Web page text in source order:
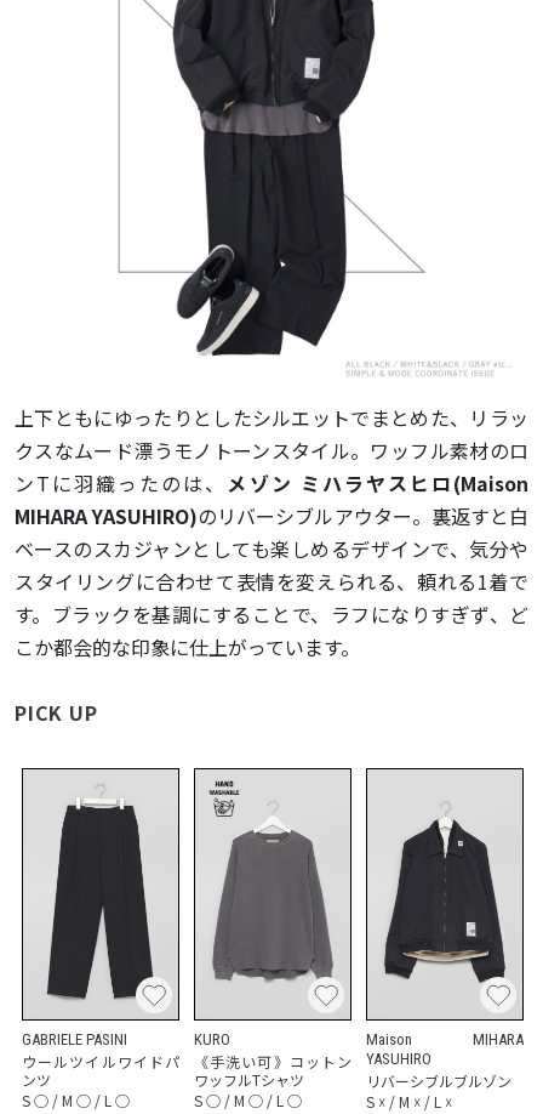
上下ともにゆったりとしたシルエットでまとめた、リラッ
クスなムード漂うモノトーンスタイル。ワッフル素材のロ
ンTに羽織ったのは、 メゾン ミハラヤスヒロ(Maison
MIHARA YASUHIRO)のリバーシブルアウター。裏返すと白
ベースのスカジャンとしても楽しめるデザインで、気分や
スタイリングに合わせて表情を変えられる、頼れる1着で
す。ブラックを基調にすることで、ラフになりすぎず、ど
こか都会的な印象に仕上がっています。
PICK UP
GABRIELE PASINI
ウールツイルワイドパ
ンツ
S◯ /M ◯ /L ◯
KURO
《手洗い可》コットン
ワッフルTシャツ
S◯ /M ◯ /L ◯
Maison MIHARA
YASUHIRO
リバーシブルブルゾン
S ☓ /M ☓ /L ☓